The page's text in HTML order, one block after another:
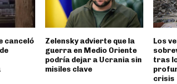
canceló
Zelensky advierte que la
guerra en Medio Oriente
podría dejar a Ucrania sin
misiles clave
Los
tras
crisis